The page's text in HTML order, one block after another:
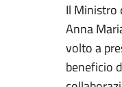
Il Ministro
Anna
volto a
beneficio